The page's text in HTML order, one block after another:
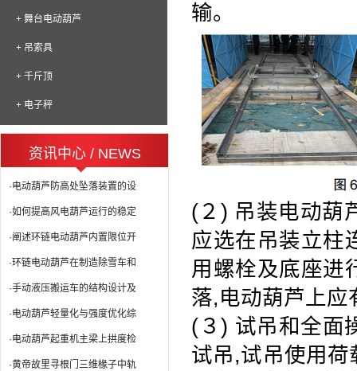
+ 舞台电动葫芦
+ 吊索具
+ 千斤顶
+ 电子秤
资讯中心 / NEWS
·电动葫芦防高处坠落装置的设
·如何提高风电葫芦运行的稳定
·阐述环链电动葫芦内置限位开
·环链电动葫芦在制造除雪车和
·手动液压搬运车的结构设计及
·电动葫芦轻量化与强度优化综
·电动葫芦起重机主梁上拱度检
·黄帝故里寻根门三维椽子中轨
输。
(２) 吊装电动葫
应选在吊装立柱
用螺栓及底座进
落, 电动葫芦上应
(３) 试吊和全面
试吊,试吊使用荷